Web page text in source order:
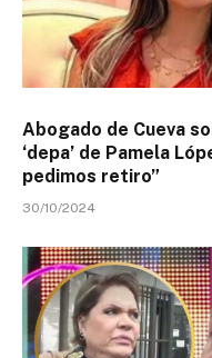
Abogado de Cueva
‘depa’ de Pamela
pedimos retiro”
30/10/2024